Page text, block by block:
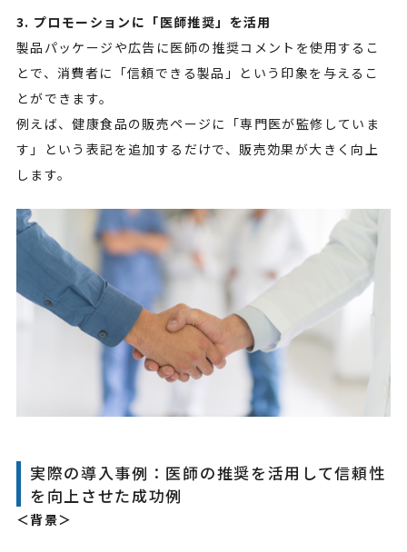
3. プロモーションに「医師推奨」を活用
製品パッケージや広告に医師の推奨コメントを使用するこ
とで、消費者に「信頼できる製品」という印象を与えるこ
とができます。
例えば、健康食品の販売ページに「専門医が監修していま
す」という表記を追加するだけで、販売効果が大きく向上
します。
実際の導入事例：医師の推奨を活用して信頼性
を向上させた成功例
＜背景＞